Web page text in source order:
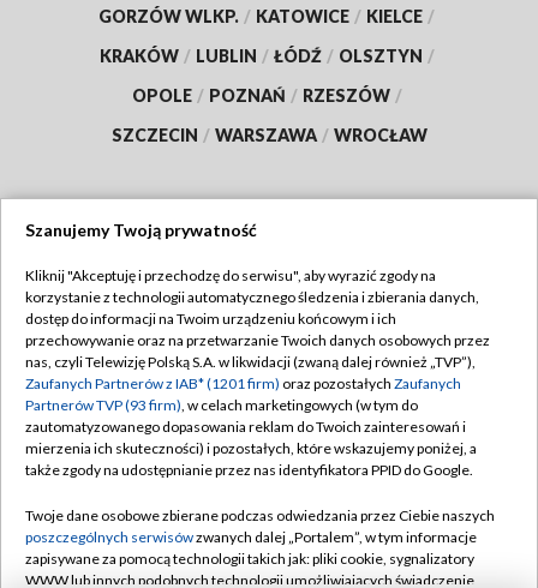
GORZÓW WLKP. / KATOWICE / KIELCE /
KRAKÓW / LUBLIN / ŁÓDŹ / OLSZTYN /
OPOLE / POZNAŃ / RZESZÓW /
SZCZECIN / WARSZAWA / WROCŁAW
TVP
Abonament TVP
Emisja w TVP
Centrum informacji TVP
Naziemna Telewizja Cyfrowa
Rada Programowa
System NOS
Regulamin TVP
Polityka prywatności
Moje zgody
Pomoc
Kontakt
Szanujemy Twoją prywatność
Kliknij "Akceptuję i przechodzę do serwisu", aby wyrazić zgody na
korzystanie z technologii automatycznego śledzenia i zbierania danych,
dostęp do informacji na Twoim urządzeniu końcowym i ich
przechowywanie oraz na przetwarzanie Twoich danych osobowych przez
nas, czyli Telewizję Polską S.A. w likwidacji (zwaną dalej również „TVP”),
Zaufanych Partnerów z IAB* (1201 firm) oraz pozostałych Zaufanych
Partnerów TVP (93 firm), w celach marketingowych (w tym do
zautomatyzowanego dopasowania reklam do Twoich zainteresowań i
mierzenia ich skuteczności) i pozostałych, które wskazujemy poniżej, a
także zgody na udostępnianie przez nas identyfikatora PPID do Google.
Twoje dane osobowe zbierane podczas odwiedzania przez Ciebie naszych
poszczególnych serwisówzwanych dalej „Portalem”, w tym informacje
zapisywane za pomocą technologii takich jak: pliki cookie, sygnalizatory
WWW lub innych podobnych technologii umożliwiających świadczenie